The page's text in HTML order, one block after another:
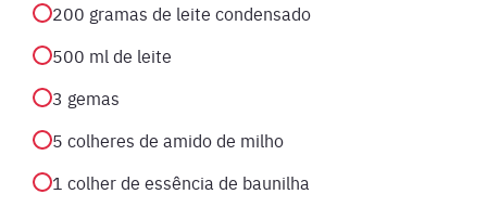
200 gramas de leite condensado
500 ml de leite
3 gemas
5 colheres de amido de milho
1 colher de essência de baunilha